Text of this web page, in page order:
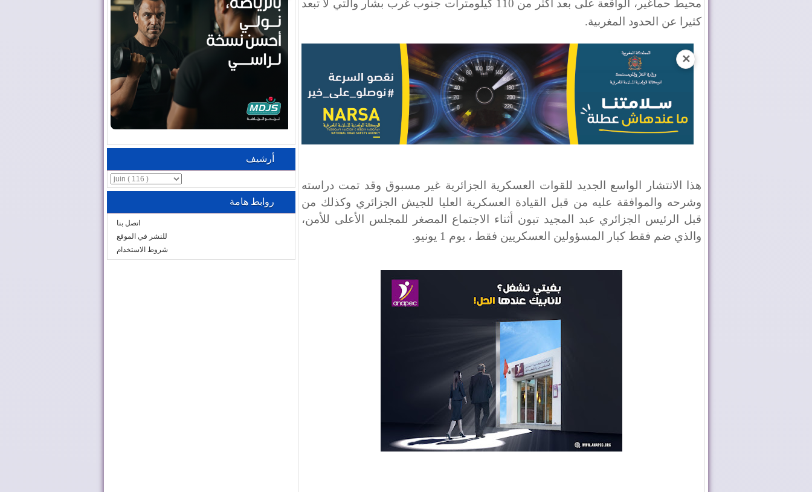
محيط حماغير، الواقعة على بعد أكثر من 110 كيلومترات جنوب غرب بشار والتي لا تبعد
كثيرا عن الحدود المغربية.
✕
هذا الانتشار الواسع الجديد للقوات العسكرية الجزائرية غير مسبوق وقد تمت دراسته
وشرحه والموافقة عليه من قبل القيادة العسكرية العليا للجيش الجزائري وكذلك من
قبل الرئيس الجزائري عبد المجيد تبون أثناء الاجتماع المصغر للمجلس الأعلى للأمن،
والذي ضم فقط كبار المسؤولين العسكريين فقط ، يوم 1 يونيو
.
أرشيف
روابط هامة
اتصل بنا
للنشر في الموقع
شروط الاستخدام